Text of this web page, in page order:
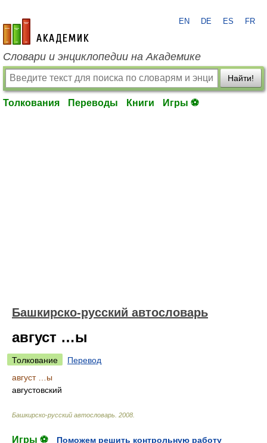
academic.ru
EN DE ES FR
Словари и энциклопедии на Академике
Найти!
Толкования Переводы Книги Игры ⚽
Башкирско-русский автословарь
август …ы
Толкование
Перевод
август …ы
августовский
Башкирско-русский автословарь 2008
Игры ⚽
Поможем решить контрольную работу